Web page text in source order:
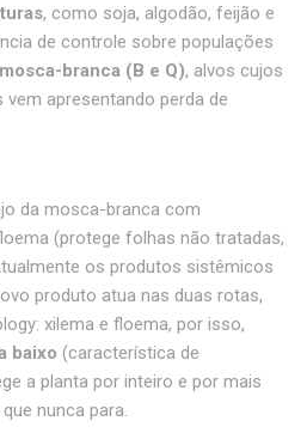
, como soja, algodão, feijão e
de controle sobre populações
branca (B e Q), alvos cujos
apresentando perda de
da mosca-branca com
(protege folhas não tratadas,
os produtos sistêmicos
produto atua nas duas rotas,
xilema e floema, por isso,
baixo (característica de
a planta por inteiro e por mais
nunca para.